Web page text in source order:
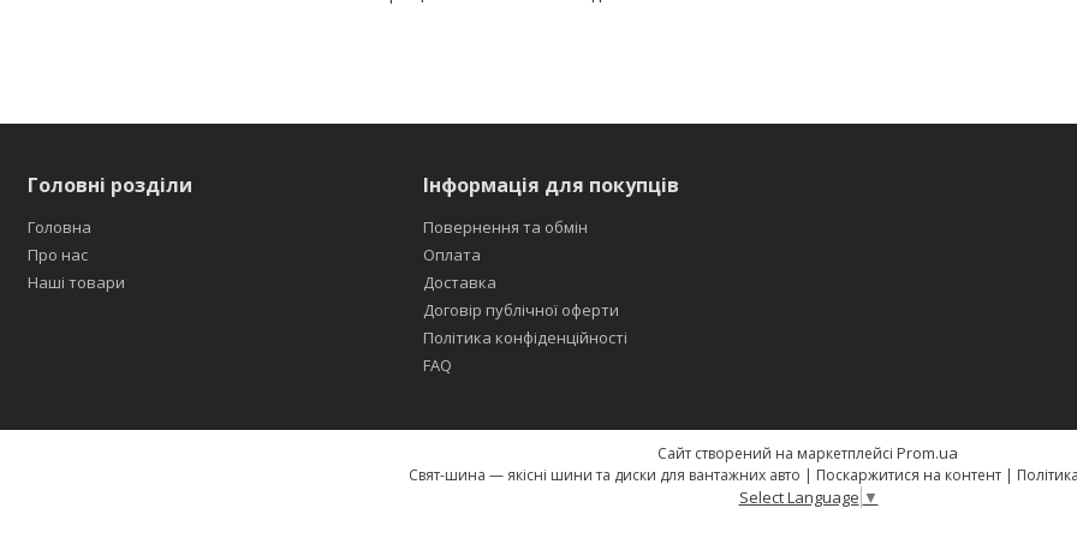
Головні розділи
Головна
Про нас
Наші товари
Інформація для покупців
Повернення та обмін
Оплата
Доставка
Договір публічної оферти
Політика конфіденційності
FAQ
Сайт створений на маркетплейсі Prom.ua
Свят-шина — якісні шини та диски для вантажних авто | Поскаржитися на контент |
Select Language ▼